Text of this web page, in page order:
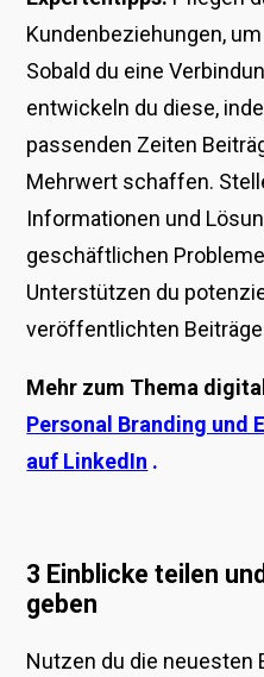
Kundenbeziehungen,
Sobald du eine
entwickeln du diese,
passenden Zeiten
Mehrwert schaffen.
Informationen und
geschäftlichen
Unterstützen du
veröffentlichten
Mehr zum Thema
Personal Branding und
auf LinkedIn .
3 Einblicke teilen
geben
Nutzen du die neuesten